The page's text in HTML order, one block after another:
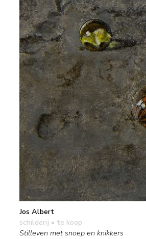
Jos Albert
schilderij • te koop
Stilleven met snoep en knikkers